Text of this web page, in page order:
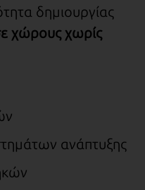
δημιουργίας
χώρους χωρίς
ανάπτυξης